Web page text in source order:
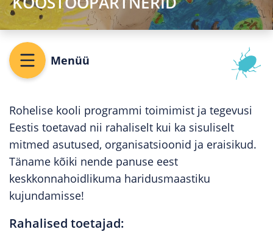
Menüü
Rohelise kooli programmi toimimist ja tegevusi
Eestis toetavad nii rahaliselt kui ka sisuliselt
mitmed asutused, organisatsioonid ja eraisikud.
Täname kõiki nende panuse eest
keskkonnahoidlikuma haridusmaastiku
kujundamisse!
Rahalised toetajad: